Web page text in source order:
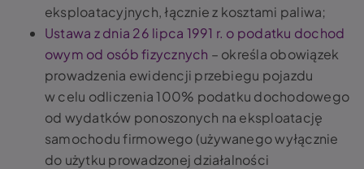
eksploatacyjnych, łącznie z kosztami paliwa;
Ustawa z dnia 26 lipca 1991 r. o podatku dochod
owym od osób fizycznych – określa obowiązek
prowadzenia ewidencji przebiegu pojazdu
w celu odliczenia 100% podatku dochodowego
od wydatków ponoszonych na eksploatację
samochodu firmowego (używanego wyłącznie
do użytku prowadzonej działalności